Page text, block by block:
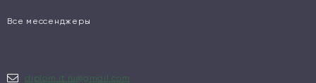
Все мессенджеры
diplom.it.ru@gmail.com